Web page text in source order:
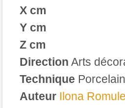
X cm
Y cm
Z cm
Direction Arts
Technique
Auteur Ilona Romule